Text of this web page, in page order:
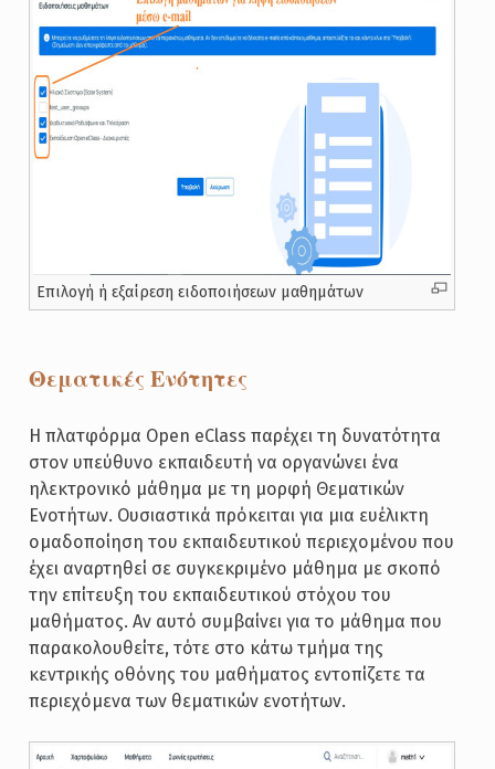
Επιλογή ή εξαίρεση ειδοποιήσεων μαθημάτων
Θεματικές Ενότητες
Η πλατφόρμα Open eClass παρέχει τη δυνατότητα
στον υπεύθυνο εκπαιδευτή να οργανώνει ένα
ηλεκτρονικό μάθημα με τη μορφή Θεματικών
Ενοτήτων. Ουσιαστικά πρόκειται για μια ευέλικτη
ομαδοποίηση του εκπαιδευτικού περιεχομένου που
έχει αναρτηθεί σε συγκεκριμένο μάθημα με σκοπό
την επίτευξη του εκπαιδευτικού στόχου του
μαθήματος. Αν αυτό συμβαίνει για το μάθημα που
παρακολουθείτε, τότε στο κάτω τμήμα της
κεντρικής οθόνης του μαθήματος εντοπίζετε τα
περιεχόμενα των θεματικών ενοτήτων.